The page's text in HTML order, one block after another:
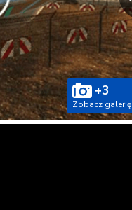
+3
Zobacz galerię